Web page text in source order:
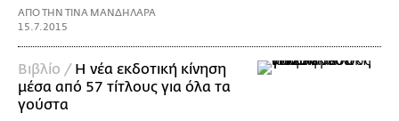
ΑΠΟ ΤΗΝ ΤΙΝΑ ΜΑΝΔΗΛΑΡΑ
15.7.2015
Βιβλίο / Η νέα εκδοτική κίνηση
μέσα από 57 τίτλους για όλα τα
γούστα